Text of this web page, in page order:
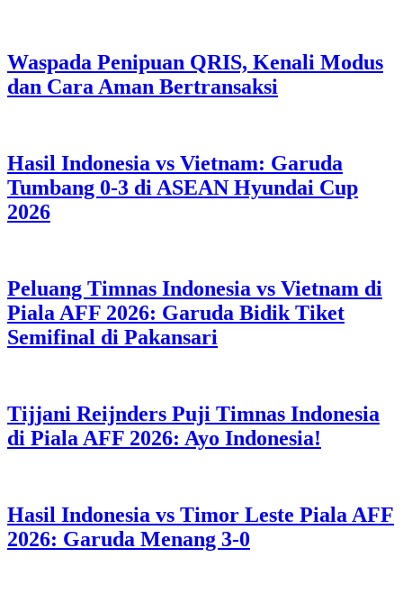
Waspada Penipuan QRIS, Kenali Modus
dan Cara Aman Bertransaksi
Hasil Indonesia vs Vietnam: Garuda
Tumbang 0-3 di ASEAN Hyundai Cup
2026
Peluang Timnas Indonesia vs Vietnam di
Piala AFF 2026: Garuda Bidik Tiket
Semifinal di Pakansari
Tijjani Reijnders Puji Timnas Indonesia
di Piala AFF 2026: Ayo Indonesia!
Hasil Indonesia vs Timor Leste Piala AFF
2026: Garuda Menang 3-0